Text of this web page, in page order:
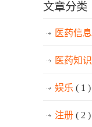
文章分类
医药信息
医药知识
娱乐 ( 1 )
注册 ( 2 )